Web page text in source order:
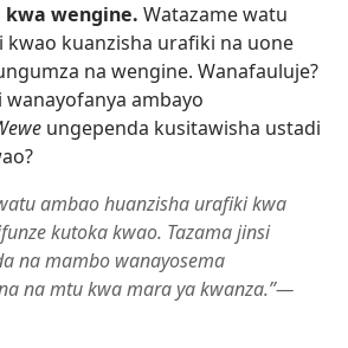
kwa wengine. Watazame watu
kwao kuanzisha urafiki na uone
na wengine. Wanafauluje?
ambayo
ungependa kusitawisha ustadi
ambao huanzisha urafiki kwa
kutoka kwao. Tazama jinsi
na mambo wanayosema
na mtu kwa mara ya kwanza.”—